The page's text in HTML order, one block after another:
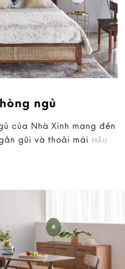
ngủ
của Nhà Xinh mang đến
gũi và thoải mái MẪU